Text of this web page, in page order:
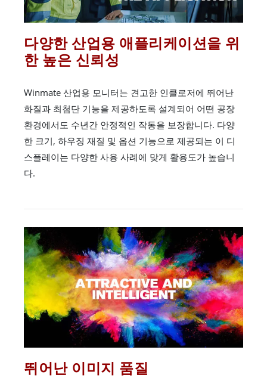
다양한 산업용 애플리케이션을 위
한 높은 신뢰성
Winmate 산업용 모니터는 견고한 인클로저에 뛰어난
화질과 최첨단 기능을 제공하도록 설계되어 어떤 공장
환경에서도 수년간 안정적인 작동을 보장합니다. 다양
한 크기, 하우징 재질 및 옵션 기능으로 제공되는 이 디
스플레이는 다양한 사용 사례에 맞게 활용도가 높습니
다.
뛰어난 이미지 품질